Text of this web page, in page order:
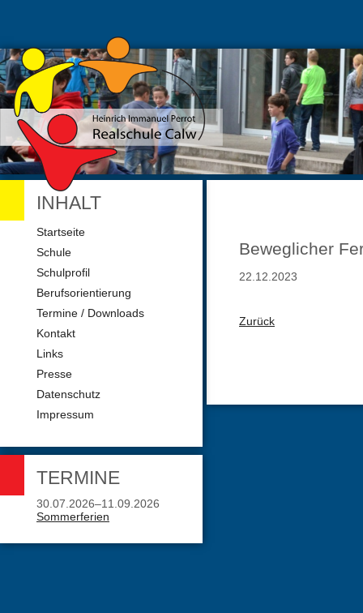
Beweglicher
22.12.2023
Zurück
INHALT
Navigation
Startseite
Schule
Schulprofil
Berufsorientierung
Termine / Downloads
Kontakt
Links
Presse
Datenschutz
Impressum
TERMINE
30.07.2026–11.09.2026
Sommerferien